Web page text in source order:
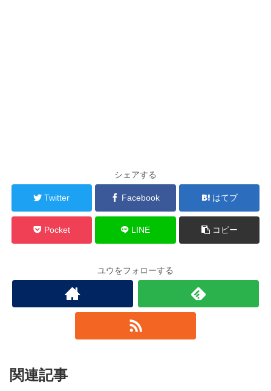
シェアする
Twitter Facebook はてブ
Pocket LINE コピー
ユウをフォローする
関連記事